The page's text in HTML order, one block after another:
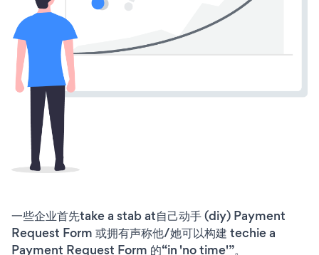
一些企业首先take a stab at自己动手 (diy) Payment
Request Form 或拥有声称他/她可以构建 techie a
Payment Request Form 的“in 'no time'”。